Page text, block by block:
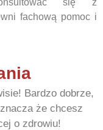
fachową pomoc i
Bardzo dobrze,
że chcesz
o zdrowiu!